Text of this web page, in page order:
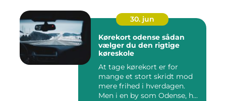
30. jun
Kørekort odense sådan
vælger du den rigtige
køreskole
At tage kørekort er for
mange et stort skridt mod
mere frihed i hverdagen.
Men i en by som Odense, h...